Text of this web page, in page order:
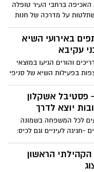
ברחבי העיר טופלה
על מדרכה של חנות
באירועי השיא
עקיבא
מדריכים והורים הגיעו במוצאי
בפעילות השיא של סניפי
לאחר חודש 'ארגון' עמוס
שקושטו ונצבעו על
התקיים מופע
השם של השבט החדש
המונית לעבר האולם
עליהם עמלו במשך
התקיימו תפילות חגיגיות
בכל הסניפים. לאחר
השבט החדש להשבעה
פסטיבל אשקלון
יוצא לדרך
לכל המשפחה בשמונה
-חגיגה לעיניים וגם לכיס:
הקהילתי הראשון